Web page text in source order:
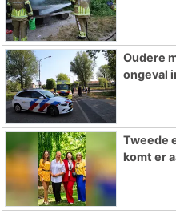
Oudere
ongeval
Tweede
komt er